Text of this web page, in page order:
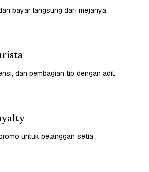
bayar langsung dari mejanya.
dan pembagian tip dengan adil.
untuk pelanggan setia.